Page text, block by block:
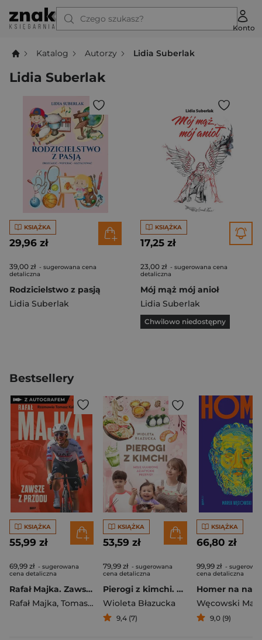
Czego szukasz?
Konto
Katalog Autorzy Lidia Suberlak
Lidia Suberlak
KSIĄŻKA
29,96 zł
39,00 zł - sugerowana cena
detaliczna
Rodzicielstwo z pasją
Lidia Suberlak
KSIĄŻKA
17,25 zł
23,00 zł - sugerowana cena
detaliczna
Mój mąż mój anioł
Lidia Suberlak
Chwilowo niedostępny
Bestsellery
KSIĄŻKA
55,99 zł
69,99 zł - sugerowana
cena detaliczna
Rafał Majka. Zawsze z przodu. Rozmawia Tomasz Kalemba - książka z autografem
Rafał Majka, Tomasz Kalemba
KSIĄŻKA
53,59 zł
79,99 zł - sugerowana
cena detaliczna
Pierogi z kimchi. Moje ulubione azjatyckie przepisy
Wioleta Błazucka
9,4 (7)
KSIĄŻKA
66,80 zł
99,99 zł -
cena detaliczna
Węcowski
9,0 (9)